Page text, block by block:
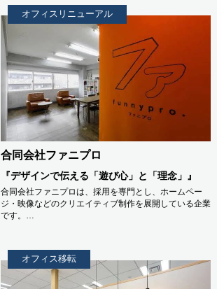
オフィスリニューアル
合同会社ファニプロ
『デザインで伝える「遊び心」と「理念」』
合同会社ファニプロは、採用を専門とし、ホームペー
ジ・映像などのクリエイティブ制作を展開している企業
です。…
オフィス移転